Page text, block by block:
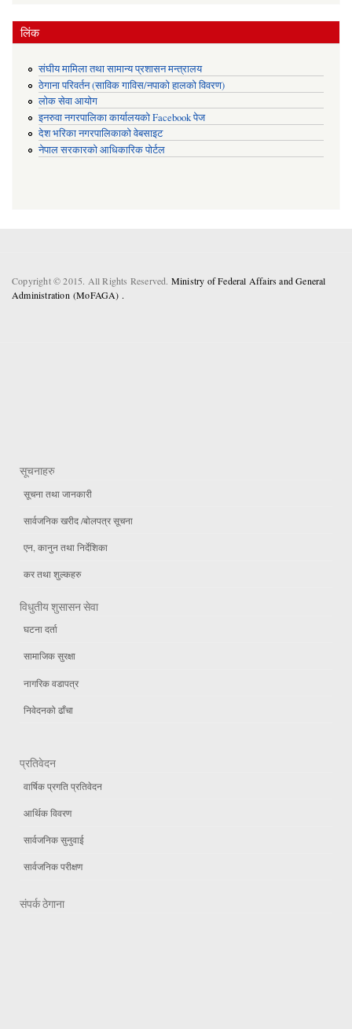
लिंक
संघीय मामिला तथा सामान्य प्रशासन मन्त्रालय
ठेगाना परिवर्तन (साविक गाविस/नपाको हालको विवरण)
लोक सेवा आयोग
इनरुवा नगरपालिका कार्यालयको Facebook पेज
देश भरिका नगरपालिकाको वेबसाइट
नेपाल सरकारको आधिकारिक पोर्टल
Copyright © 2015. All Rights Reserved. Ministry of Federal Affairs and General
Administration (MoFAGA) .
सूचनाहरु
सूचना तथा जानकारी
सार्वजनिक खरीद /बोलपत्र सूचना
एन, कानुन तथा निर्देशिका
कर तथा शुल्कहरु
विधुतीय शुसासन सेवा
घटना दर्ता
सामाजिक सुरक्षा
नागरिक वडापत्र
निवेदनको ढाँचा
प्रतिवेदन
वार्षिक प्रगति प्रतिवेदन
आर्थिक विवरण
सार्वजनिक सुनुवाई
सार्वजनिक परीक्षण
संपर्क ठेगाना